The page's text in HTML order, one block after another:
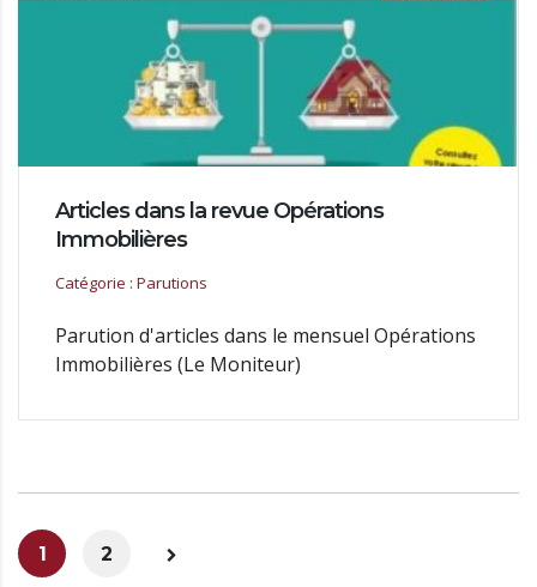
Articles dans la revue Opérations
Immobilières
Catégorie : Parutions
Parution d'articles dans le mensuel Opérations
Immobilières (Le Moniteur)
1 2